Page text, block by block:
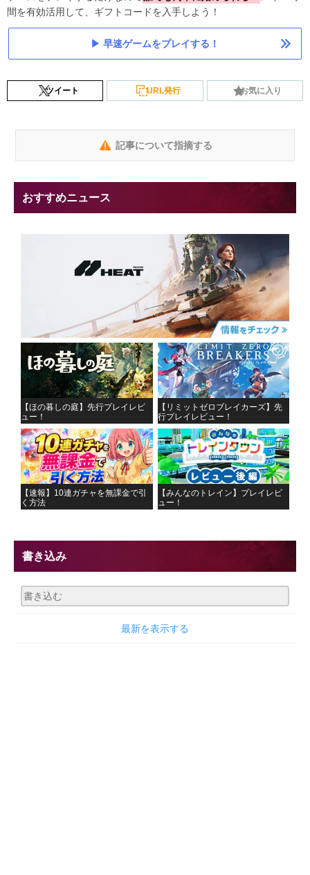
間を有効活用して、ギフトコードを入手しよう！
早速ゲームをプレイする！
ツイート URL発行 お気に入り
記事について指摘する
おすすめニュース
【ほの暮しの庭】先行プレイレビ
ュー！
【リミットゼロブレイカーズ】先
行プレイレビュー！
【速報】10連ガチャを無課金で引
く方法
【みんなのトレイン】プレイレビ
ュー！
書き込み
最新を表示する